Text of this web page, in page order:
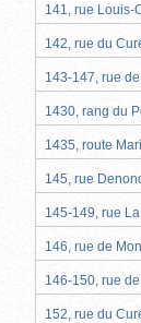
141, rue Louis-
142, rue du
143-147, rue
1430, rang du
1435, route
145, rue
145-149, rue
146, rue de
146-150, rue
152, rue du